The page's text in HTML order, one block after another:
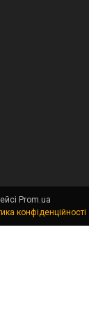
Prom.ua
конфіденційності